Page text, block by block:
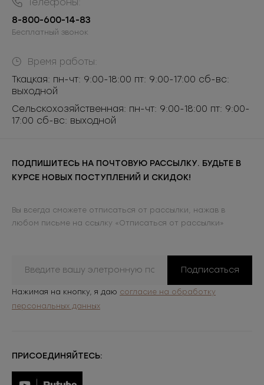
Телефоны:
8-800-600-14-83
Бесплатный звонок
Время работы:
Ткацкая: пн-чт: 9:00-18:00 пт: 9:00-17:00 сб-вс:
выходной
Сельскохозяйственная: пн-чт: 9:00-18:00 пт: 9:00-
17:00 сб-вс: выходной
ПОДПИШИТЕСЬ НА ПОЧТОВУЮ РАССЫЛКУ. БУДЬТЕ В
КУРСЕ НОВЫХ ПОСТУПЛЕНИЙ И СКИДОК!
Вы всегда сможете отписаться от рассылки, нажав в
любом письме на ссылку «Отписаться от рассылки»
Подписаться
Нажимая на кнопку, я даю согласие на обработку
персональных данных
ПРИСОЕДИНЯЙТЕСЬ: